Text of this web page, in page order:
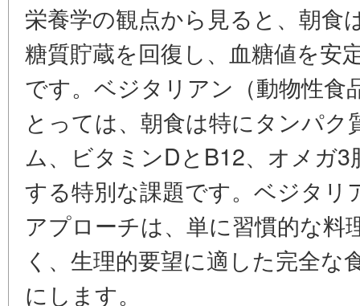
栄養学の観点から見ると、朝食
糖質貯蔵を回復し、血糖値を安
です。ベジタリアン（動物性食
とっては、朝食は特にタンパ
ム、ビタミンDとB12、オメガ
する特別な課題です。ベジタリ
アプローチは、単に習慣的な料
く、生理的要望に適した完全な
にします。